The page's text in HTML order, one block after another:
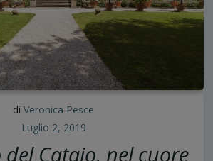
di Veronica Pesce
Luglio 2, 2019
del Catajo, nel cuore